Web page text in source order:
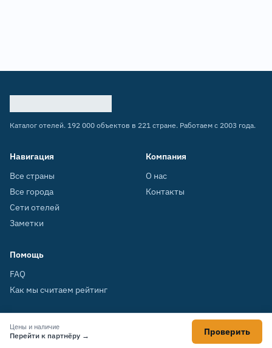
Каталог отелей. 192 000 объектов в 221 стране. Работаем с 2003 года.
Навигация
Все страны
Все города
Сети отелей
Заметки
Компания
О нас
Контакты
Помощь
FAQ
Как мы считаем рейтинг
© 2003–2026 HOTELS.SU
Цены и наличие
Перейти к партнёру → Проверить